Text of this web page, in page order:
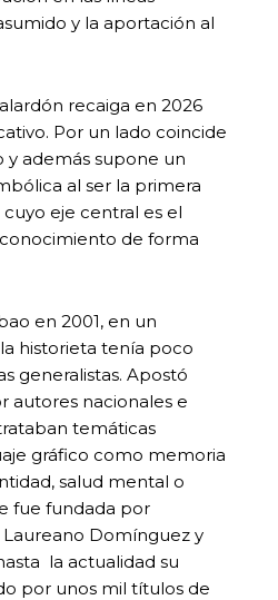
y la aportación al
recaiga en 2026
Por un lado coincide
y además supone un
al ser la primera
eje central es el
de forma
en 2001, en un
historieta tenía poco
generalistas. Apostó
autores nacionales e
temáticas
gráfico como memoria
salud mental o
fue fundada por
Domínguez y
la actualidad su
por unos mil títulos de